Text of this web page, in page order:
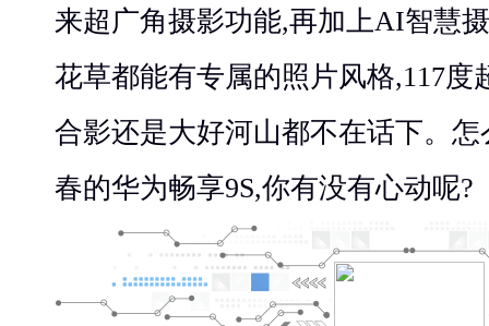
来超广角摄影功能,再加上AI智慧
花草都能有专属的照片风格,117度
合影还是大好河山都不在话下。
春的华为畅享9S,你有没有心动呢?